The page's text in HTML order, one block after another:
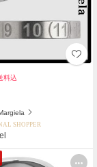
料込
SHOPPER